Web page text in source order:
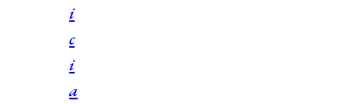
i
c
i
a